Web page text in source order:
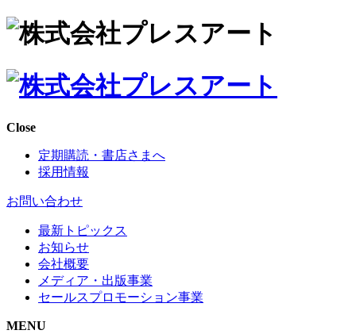
Close
定期購読・書店さまへ
採用情報
お問い合わせ
最新トピックス
お知らせ
会社概要
メディア・出版事業
セールスプロモーション事業
MENU